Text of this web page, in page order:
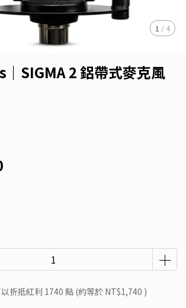
1 / 4
SIGMA 2 鋁帶式麥克風
折抵紅利 1740 點 (約等於 NT$1,740 )